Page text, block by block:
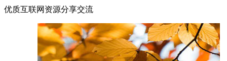
优质互联网资源分享交流